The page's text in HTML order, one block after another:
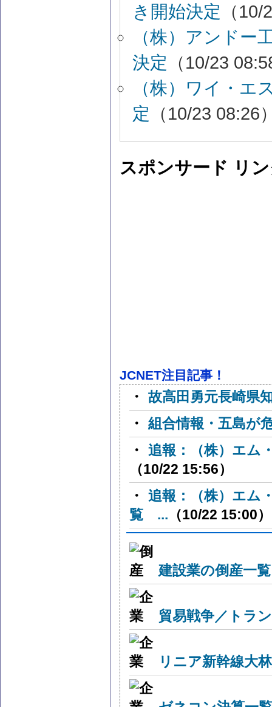
き開始決定 （
（株）アンドー
決定 （10/23
（株）ワイ・エ
定 （10/23 08:26
スポンサード リ
JCNET注目記事！
・ 故高田勇元長崎県
・ 組合情報・五島が
・ 追報：（株）エム
（10/22 15:56）
・ 追報：（株）エム
覧 ... （10/22 15:00）
建設業の倒産一覧
貿易戦争／トラ
リニア新幹線大